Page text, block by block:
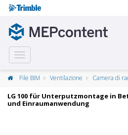
Toggle
navigation
File BIM Ventilazione Camera di
LG 100 für Unterputzmontage in
und Einraumanwendung